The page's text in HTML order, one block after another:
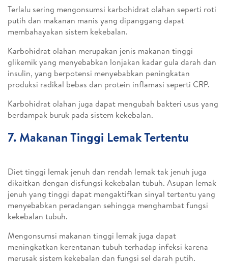
Terlalu sering mengonsumsi karbohidrat olahan seperti roti
putih dan makanan manis yang dipanggang dapat
membahayakan sistem kekebalan.
Karbohidrat olahan merupakan jenis makanan tinggi
glikemik yang menyebabkan lonjakan kadar gula darah dan
insulin, yang berpotensi menyebabkan peningkatan
produksi radikal bebas dan protein inflamasi seperti CRP.
Karbohidrat olahan juga dapat mengubah bakteri usus yang
berdampak buruk pada sistem kekebalan.
7. Makanan Tinggi Lemak Tertentu
Diet tinggi lemak jenuh dan rendah lemak tak jenuh juga
dikaitkan dengan disfungsi kekebalan tubuh. Asupan lemak
jenuh yang tinggi dapat mengaktifkan sinyal tertentu yang
menyebabkan peradangan sehingga menghambat fungsi
kekebalan tubuh.
Mengonsumsi makanan tinggi lemak juga dapat
meningkatkan kerentanan tubuh terhadap infeksi karena
merusak sistem kekebalan dan fungsi sel darah putih.